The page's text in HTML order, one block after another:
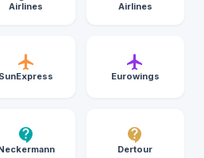
Airlines
Airlines
SunExpress Eurowings
Dertour